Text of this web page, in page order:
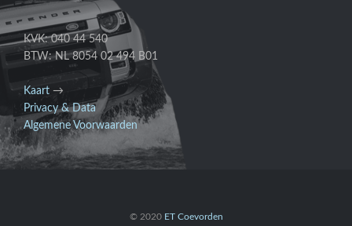
KVK: 040 44 540
BTW: NL 8054 02 494 B01
Kaart →
Privacy & Data
Algemene Voorwaarden
© 2020 ET Coevorden